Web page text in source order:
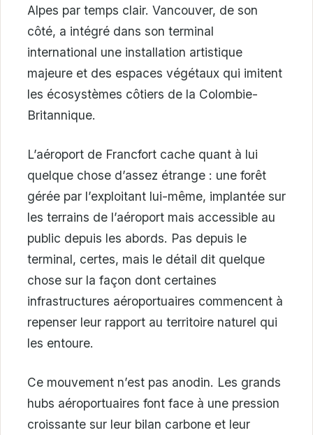
Alpes par temps clair. Vancouver, de son
côté, a intégré dans son terminal
international une installation artistique
majeure et des espaces végétaux qui imitent
les écosystèmes côtiers de la Colombie-
Britannique.
L’aéroport de Francfort cache quant à lui
quelque chose d’assez étrange : une forêt
gérée par l’exploitant lui-même, implantée sur
les terrains de l’aéroport mais accessible au
public depuis les abords. Pas depuis le
terminal, certes, mais le détail dit quelque
chose sur la façon dont certaines
infrastructures aéroportuaires commencent à
repenser leur rapport au territoire naturel qui
les entoure.
Ce mouvement n’est pas anodin. Les grands
hubs aéroportuaires font face à une pression
croissante sur leur bilan carbone et leur